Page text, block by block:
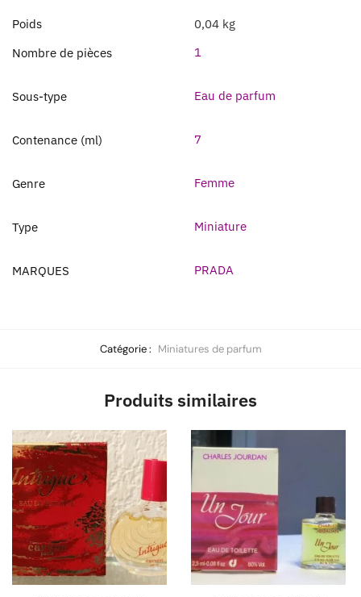
Poids
0,04 kg
Nombre de pièces
1
Sous-type Eau de parfum
Contenance (ml) 7
Genre Femme
Type Miniature
MARQUES PRADA
Catégorie : Miniatures de parfum
Produits similaires